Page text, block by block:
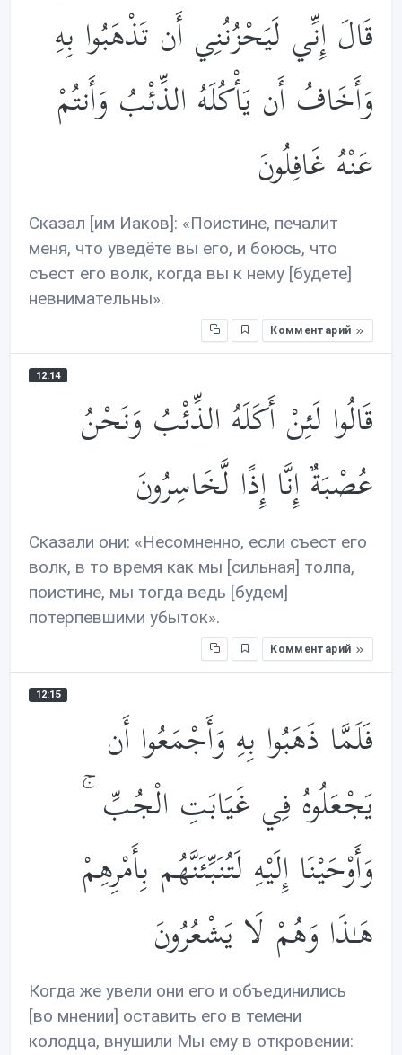
قَالَ إِنِّي لَيَحْزُنُنِي أَن تَذْهَبُوا بِهِ
وَأَخَافُ أَن يَأْكُلَهُ الذِّئْبُ وَأَنتُمْ
عَنْهُ غَافِلُونَ
Сказал [им Иаков]: «Поистине, печалит
меня, что уведёте вы его, и боюсь, что
съест его волк, когда вы к нему [будете]
невнимательны».
Комментарий
12:14
قَالُوا لَئِنْ أَكَلَهُ الذِّئْبُ وَنَحْنُ
عُصْبَةٌ إِنَّا إِذًا لَّخَاسِرُونَ
Сказали они: «Несомненно, если съест его
волк, в то время как мы [сильная] толпа,
поистине, мы тогда ведь [будем]
потерпевшими убыток».
Комментарий
12:15
فَلَمَّا ذَهَبُوا بِهِ وَأَجْمَعُوا أَن
يَجْعَلُوهُ فِي غَيَابَتِ الْجُبِّ ۚ
وَأَوْحَيْنَا إِلَيْهِ لَتُنَبِّئَنَّهُم بِأَمْرِهِمْ
هَـٰذَا وَهُمْ لَا يَشْعُرُونَ
Когда же увели они его и объединились
[во мнении] оставить его в темени
колодца, внушили Мы ему в откровении: